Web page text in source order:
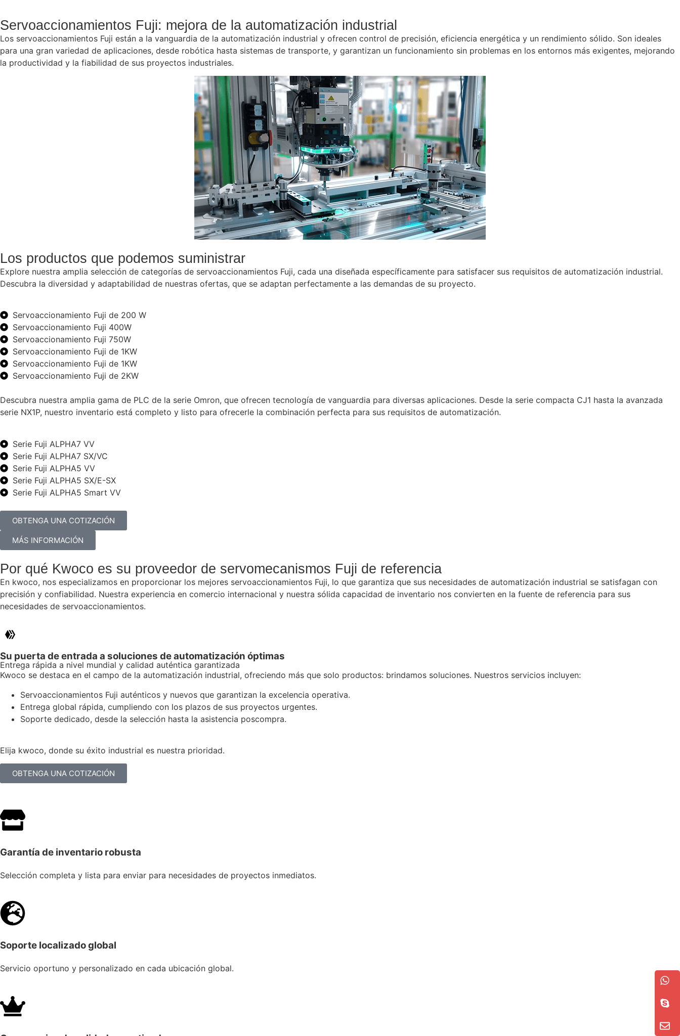
Servoaccionamientos Fuji: mejora de la automatización industrial
Los servoaccionamientos Fuji están a la vanguardia de la automatización industrial y ofrecen control de precisión, eficiencia energética y un rendimiento sólido. Son ideales
para una gran variedad de aplicaciones, desde robótica hasta sistemas de transporte, y garantizan un funcionamiento sin problemas en los entornos más exigentes, mejorando
la productividad y la fiabilidad de sus proyectos industriales.
Los productos que podemos suministrar
Explore nuestra amplia selección de categorías de servoaccionamientos Fuji, cada una diseñada específicamente para satisfacer sus requisitos de automatización industrial.
Descubra la diversidad y adaptabilidad de nuestras ofertas, que se adaptan perfectamente a las demandas de su proyecto.
Servoaccionamiento Fuji de 200 W
Servoaccionamiento Fuji 400W
Servoaccionamiento Fuji 750W
Servoaccionamiento Fuji de 1KW
Servoaccionamiento Fuji de 1KW
Servoaccionamiento Fuji de 2KW
Descubra nuestra amplia gama de PLC de la serie Omron, que ofrecen tecnología de vanguardia para diversas aplicaciones. Desde la serie compacta CJ1 hasta la avanzada
serie NX1P, nuestro inventario está completo y listo para ofrecerle la combinación perfecta para sus requisitos de automatización.
Serie Fuji ALPHA7 VV
Serie Fuji ALPHA7 SX/VC
Serie Fuji ALPHA5 VV
Serie Fuji ALPHA5 SX/E-SX
Serie Fuji ALPHA5 Smart VV
OBTENGA UNA COTIZACIÓN
MÁS INFORMACIÓN
Por qué Kwoco es su proveedor de servomecanismos Fuji de referencia
En kwoco, nos especializamos en proporcionar los mejores servoaccionamientos Fuji, lo que garantiza que sus necesidades de automatización industrial se satisfagan con
precisión y confiabilidad. Nuestra experiencia en comercio internacional y nuestra sólida capacidad de inventario nos convierten en la fuente de referencia para sus
necesidades de servoaccionamientos.
Su puerta de entrada a soluciones de automatización óptimas
Entrega rápida a nivel mundial y calidad auténtica garantizada
Kwoco se destaca en el campo de la automatización industrial, ofreciendo más que solo productos: brindamos soluciones. Nuestros servicios incluyen:
Servoaccionamientos Fuji auténticos y nuevos que garantizan la excelencia operativa.
Entrega global rápida, cumpliendo con los plazos de sus proyectos urgentes.
Soporte dedicado, desde la selección hasta la asistencia poscompra.
Elija kwoco, donde su éxito industrial es nuestra prioridad.
OBTENGA UNA COTIZACIÓN
Garantía de inventario robusta
Selección completa y lista para enviar para necesidades de proyectos inmediatos.
Soporte localizado global
Servicio oportuno y personalizado en cada ubicación global.